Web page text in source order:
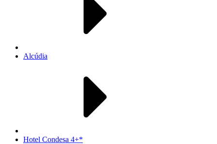
Alcúdia
Hotel Condesa 4+*